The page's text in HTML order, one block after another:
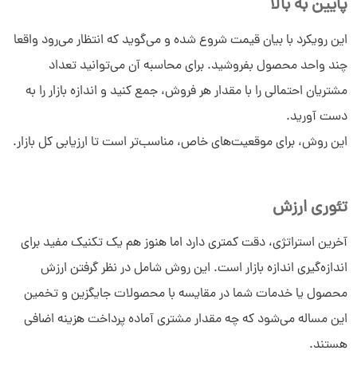
پایین به بالا
این رویکرد با بیان قیمت شروع شده و می‌گوید که انتظار می‌رود واقعا
چند واحد محصول بفروشید. برای محاسبه آن می‌توانید تعداد
مشتریان احتمالی را با مقدار هر فروش، جمع کنید و اندازه بازار را به
دست آورید.
این روش، برای موقعیت‌های خاص، مناسب‌تر است تا ارزیابی کل بازار.
تئوری ارزش
آخرین استراتژی، دقت کمتری دارد اما هنوز هم یک تکنیک مفید برای
اندازه‌گیری اندازه بازار است. این روش شامل در نظر گرفتن ارزش
محصول یا خدمات شما در مقایسه با محصولات جایگزین و تخمین
این مساله می‌شود که چه مقدار مشتری آماده پرداخت هزینه اضافی
هستند.